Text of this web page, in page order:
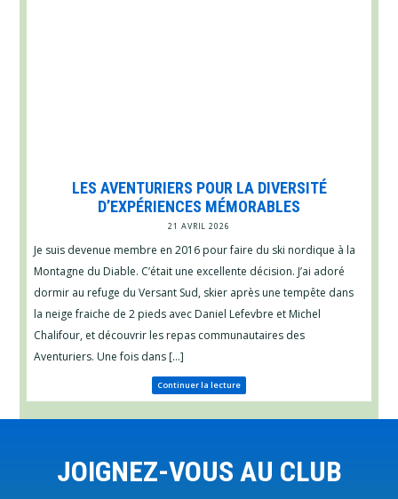
LES AVENTURIERS POUR LA DIVERSITÉ
D’EXPÉRIENCES MÉMORABLES
21 AVRIL 2026
Je suis devenue membre en 2016 pour faire du ski nordique à la
Montagne du Diable. C’était une excellente décision. J’ai adoré
dormir au refuge du Versant Sud, skier après une tempête dans
la neige fraiche de 2 pieds avec Daniel Lefevbre et Michel
Chalifour, et découvrir les repas communautaires des
Aventuriers. Une fois dans […]
Continuer la lecture
FooterJOIGNEZ-VOUS AU CLUB